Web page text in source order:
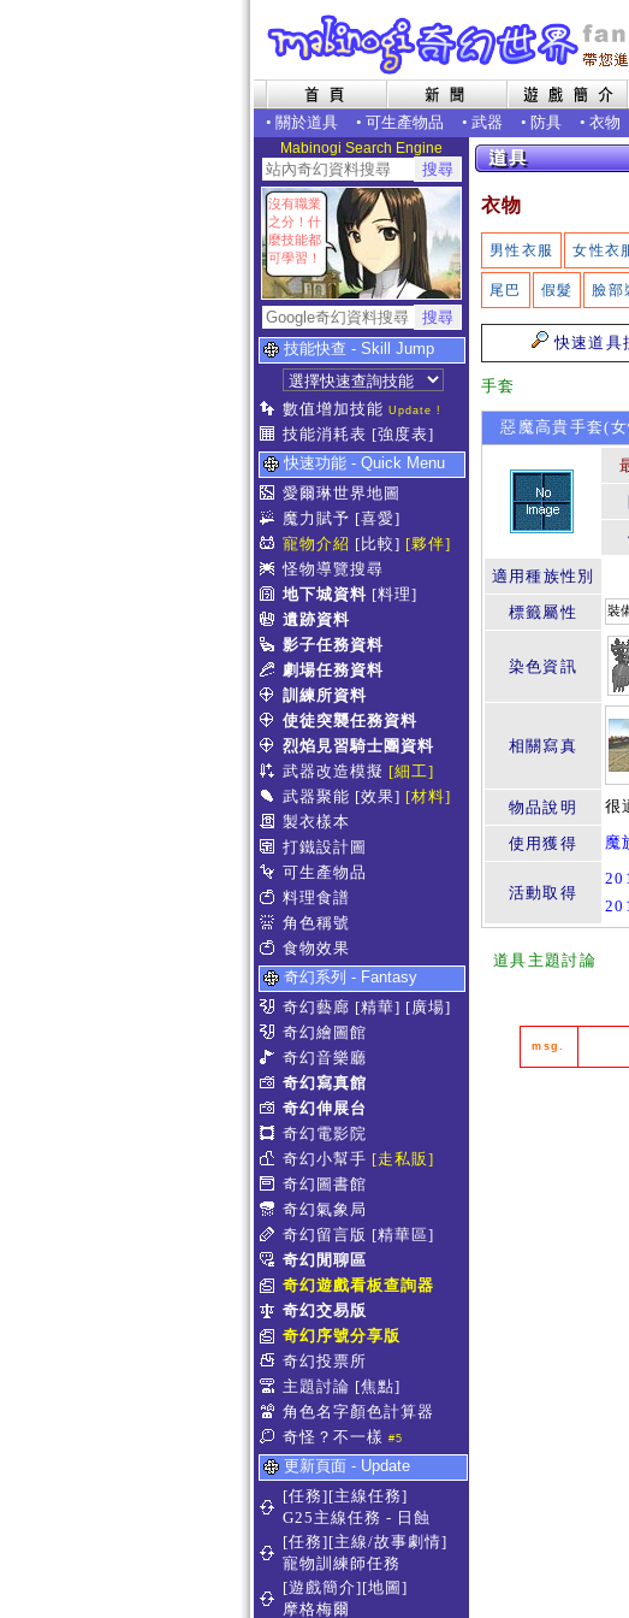
• 關於道具 • 可生產物品 • 武器 • 防具 • 衣物
Mabinogi Search Engine
沒有職業
之分！什
麼技能都
可學習！
技能快查 - Skill Jump
數值增加技能 Update !
技能消耗表 [強度表]
快速功能 - Quick Menu
愛爾琳世界地圖
魔力賦予 [喜愛]
寵物介紹 [比較] [夥伴]
怪物導覽搜尋
地下城資料 [料理]
遺跡資料
影子任務資料
劇場任務資料
訓練所資料
使徒突襲任務資料
烈焰見習騎士團資料
武器改造模擬 [細工]
武器聚能 [效果] [材料]
製衣樣本
打鐵設計圖
可生產物品
料理食譜
角色稱號
食物效果
奇幻系列 - Fantasy
奇幻藝廊 [精華] [廣場]
奇幻繪圖館
奇幻音樂廳
奇幻寫真館
奇幻伸展台
奇幻電影院
奇幻小幫手 [走私販]
奇幻圖書館
奇幻氣象局
奇幻留言版 [精華區]
奇幻閒聊區
奇幻遊戲看板查詢器
奇幻交易版
奇幻序號分享版
奇幻投票所
主題討論 [焦點]
角色名字顏色計算器
奇怪？不一樣 #5
更新頁面 - Update
[任務][主線任務]
G25主線任務 - 日蝕
[任務][主線/故事劇情]
寵物訓練師任務
[遊戲簡介][地圖]
摩格梅爾
衣物
男性衣服 女性衣
尾巴 假髮 臉部
快速道具
手套
惡魔高貴手套(女
適用種族性別
標籤屬性 裝
染色資訊
相關寫真
物品說明 很
使用獲得 魔
活動取得
道具主題討論
msg.